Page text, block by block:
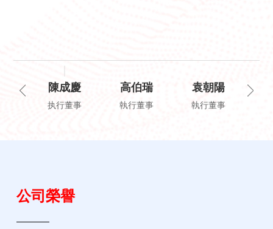
陳成慶
执行董事
高伯瑞
執行董事
袁朝陽
執行董事
公司榮譽